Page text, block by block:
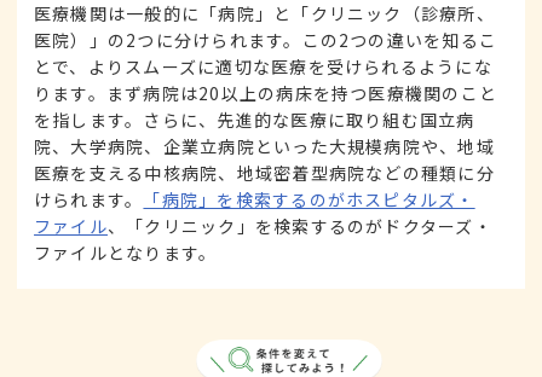
医療機関は一般的に「病院」と「クリニック（診療所、
医院）」の2つに分けられます。この2つの違いを知るこ
とで、よりスムーズに適切な医療を受けられるようにな
ります。まず病院は20以上の病床を持つ医療機関のこと
を指します。さらに、先進的な医療に取り組む国立病
院、大学病院、企業立病院といった大規模病院や、地域
医療を支える中核病院、地域密着型病院などの種類に分
けられます。
「病院」を検索するのがホスピタルズ・
ファイル、「クリニック」を検索するのがドクターズ・
ファイルとなります。